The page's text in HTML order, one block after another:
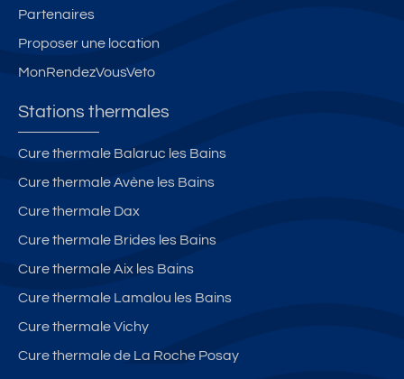
Partenaires
Proposer une location
MonRendezVousVeto
Stations thermales
Cure thermale Balaruc les Bains
Cure thermale Avène les Bains
Cure thermale Dax
Cure thermale Brides les Bains
Cure thermale Aix les Bains
Cure thermale Lamalou les Bains
Cure thermale Vichy
Cure thermale de La Roche Posay